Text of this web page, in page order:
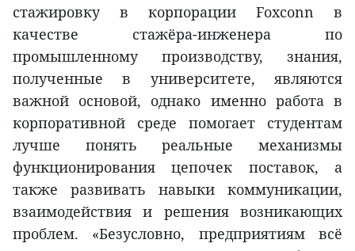
стажировку в корпорации Foxconn в
качестве стажёра-инженера по
промышленному производству, знания,
полученные в университете, являются
важной основой, однако именно работа в
корпоративной среде помогает студентам
лучше понять реальные механизмы
функционирования цепочек поставок, а
также развивать навыки коммуникации,
взаимодействия и решения возникающих
проблем. «Безусловно, предприятиям всё